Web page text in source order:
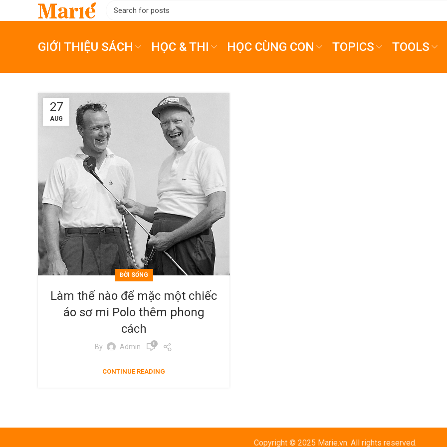
GIỚI THIỆU SÁCH HỌC & THI HỌC CÙNG CON TOPICS TOOLS
27
AUG
ĐỜI SỐNG
Làm thế nào để mặc một chiếc
áo sơ mi Polo thêm phong
cách
By Admin 0
CONTINUE READING
Copyright © 2025 Marie.vn. All rights reserved.